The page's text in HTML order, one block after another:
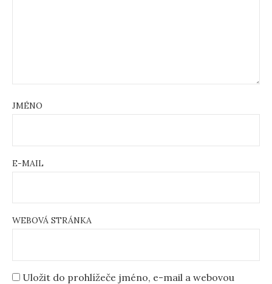
JMÉNO
E-MAIL
WEBOVÁ STRÁNKA
Uložit do prohlížeče jméno, e-mail a webovou